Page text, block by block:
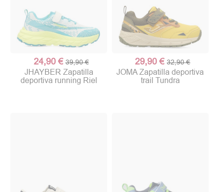
24,90 € 39,90 €
JHAYBER Zapatilla
deportiva running Riel
29,90 € 32,90 €
JOMA Zapatilla deportiva
trail Tundra